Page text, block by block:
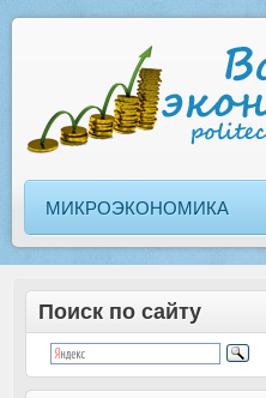
МИКРОЭКОНОМИКА
Поиск по сайту